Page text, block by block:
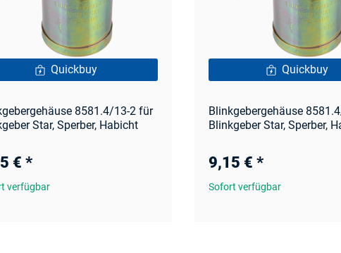
Quickbuy
8581.4/13-2 für
Star, Sperber, Habicht
€ *
verfügbar
Quickbuy
Blinkgebergehäuse
Blinkgeber Star, Sperber,
9,15 € *
Sofort verfügbar